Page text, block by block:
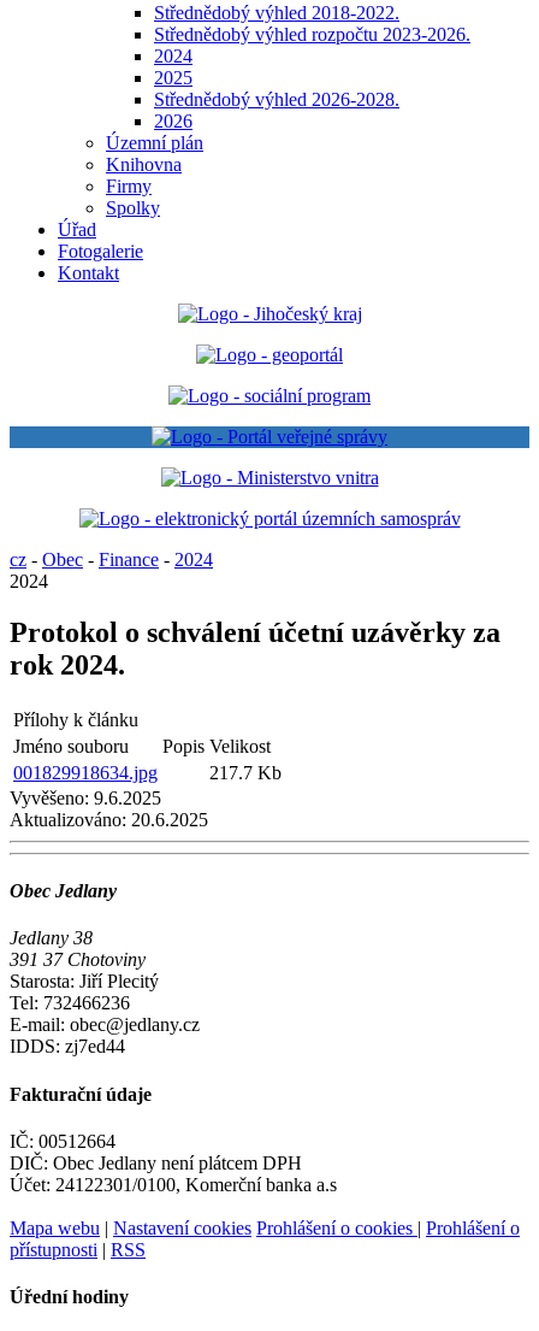
Střednědobý výhled 2018-2022.
Střednědobý výhled rozpočtu 2023-2026.
2024
2025
Střednědobý výhled 2026-2028.
2026
Územní plán
Knihovna
Firmy
Spolky
Úřad
Fotogalerie
Kontakt
cz - Obec - Finance - 2024
2024
Protokol o schválení účetní uzávěrky za
rok 2024.
Přílohy k článku
Jméno souboru
Popis Velikost
001829918634.jpg
217.7 Kb
Vyvěšeno: 9.6.2025
Aktualizováno: 20.6.2025
Obec Jedlany
Jedlany 38
391 37 Chotoviny
Starosta: Jiří Plecitý
Tel: 732466236
E-mail: obec@jedlany.cz
IDDS: zj7ed44
Fakturační údaje
IČ: 00512664
DIČ: Obec Jedlany není plátcem DPH
Účet: 24122301/0100, Komerční banka a.s
Mapa webu | Nastavení cookies Prohlášení o cookies | Prohlášení o
přístupnosti | RSS
Úřední hodiny